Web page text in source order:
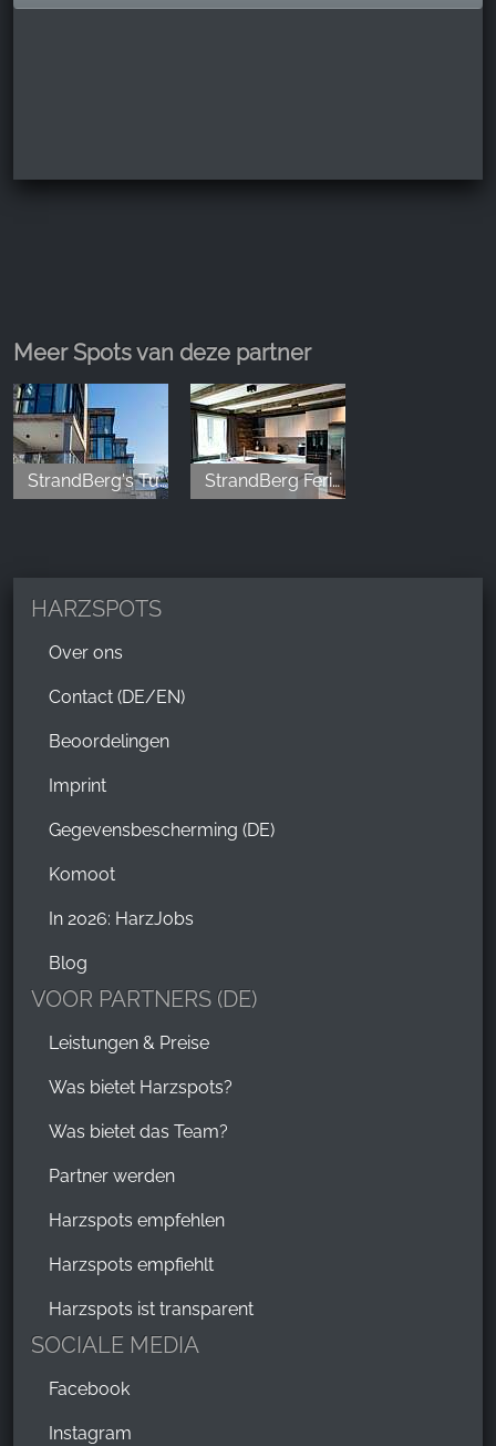
Meer Spots van deze partner
StrandBerg's Turmhäuser Braunlage StrandBerg Ferienwohnungen
HARZSPOTS
Over ons
Contact (DE/EN)
Beoordelingen
Imprint
Gegevensbescherming (DE)
Komoot
In 2026: HarzJobs
Blog
VOOR PARTNERS (DE)
Leistungen & Preise
Was bietet Harzspots?
Was bietet das Team?
Partner werden
Harzspots empfehlen
Harzspots empfiehlt
Harzspots ist transparent
SOCIALE MEDIA
Facebook
Instagram